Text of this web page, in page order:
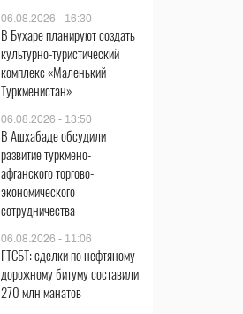
06.08.2026 - 16:30
В Бухаре планируют создать
культурно-туристический
комплекс «Маленький
Туркменистан»
06.08.2026 - 13:50
В Ашхабаде обсудили
развитие туркмено-
афганского торгово-
экономического
сотрудничества
06.08.2026 - 11:06
ГТСБТ: сделки по нефтяному
дорожному битуму составили
270 млн манатов